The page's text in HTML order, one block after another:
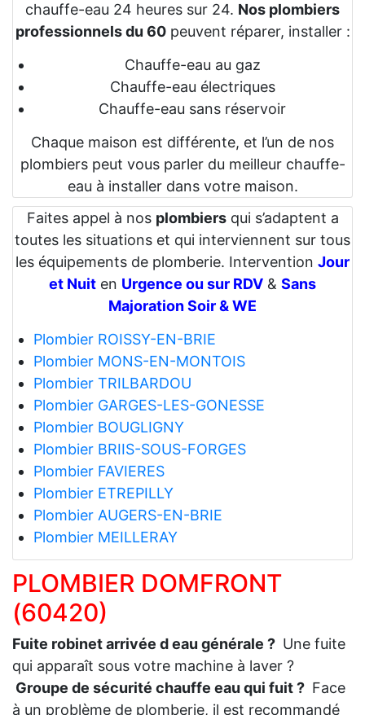
chauffe-eau 24 heures sur 24. Nos plombiers
professionnels du 60peuvent réparer, installer :
Chauffe-eau au gaz
Chauffe-eau électriques
Chauffe-eau sans réservoir
Chaque maison est différente, et l’un de nos
plombiers peut vous parler du meilleur chauffe-
eau à installer dans votre maison.
Faites appel à nos plombiersqui s’adaptent a
toutes les situations et qui interviennent sur tous
les équipements de plomberie. Intervention Jour
et Nuit en Urgence ou sur RDV & Sans
Majoration Soir & WE
Plombier ROISSY-EN-BRIE
Plombier MONS-EN-MONTOIS
Plombier TRILBARDOU
Plombier GARGES-LES-GONESSE
Plombier BOUGLIGNY
Plombier BRIIS-SOUS-FORGES
Plombier FAVIERES
Plombier ETREPILLY
Plombier AUGERS-EN-BRIE
Plombier MEILLERAY
PLOMBIER DOMFRONT
(60420)
Fuite robinet arrivée d eau générale ? Une fuite
qui apparaît sous votre machine à laver ?
Groupe de sécurité chauffe eau qui fuit ? Face
à un problème de plomberie, il est recommandé